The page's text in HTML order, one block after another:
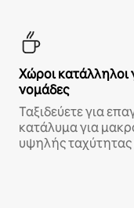
Χώροι κατάλληλοι
νομάδες
Ταξιδεύετε για
κατάλυμα για
υψηλής ταχύτητας